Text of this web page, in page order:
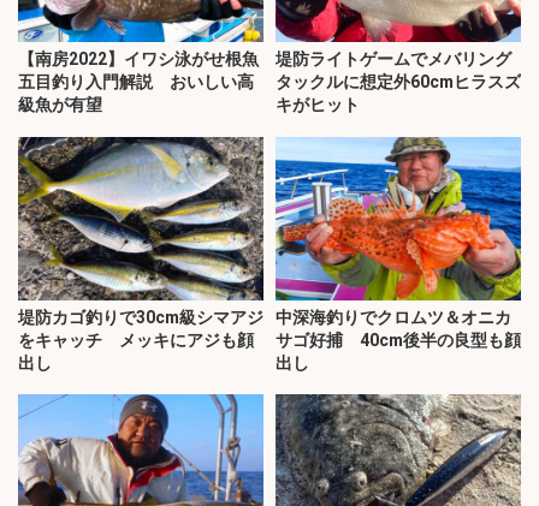
【南房2022】イワシ泳がせ根魚
五目釣り入門解説 おいしい高
級魚が有望
堤防ライトゲームでメバリング
タックルに想定外60cmヒラスズ
キがヒット
堤防カゴ釣りで30cm級シマアジ
をキャッチ メッキにアジも顔
出し
中深海釣りでクロムツ＆オニカ
サゴ好捕 40cm後半の良型も顔
出し